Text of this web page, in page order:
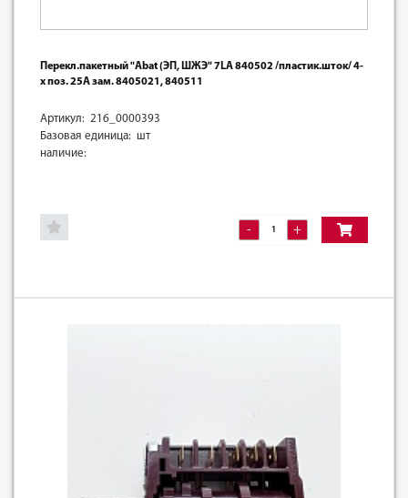
Перекл.пакетный "Abat (ЭП, ШЖЭ" 7LA 840502 /пластик.шток/ 4-
х поз. 25А зам. 8405021, 840511
Артикул: 216_0000393
Базовая единица: шт
наличие:
- +